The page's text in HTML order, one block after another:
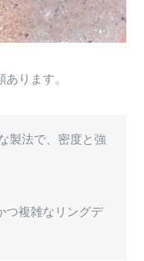
ります。
製法で、密度と強
つ複雑なリングデ